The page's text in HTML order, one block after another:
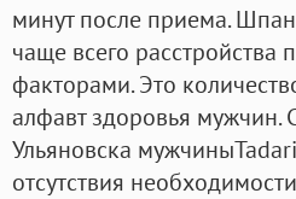
минут после приема.
чаще всего
факторами. Это
алфавт здоровья мужчин.
Ульяновска
отсутствия